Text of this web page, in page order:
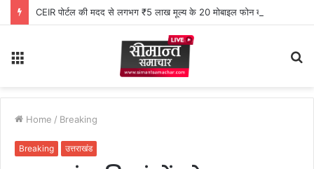
CEIR पोर्टल की मदद से लगभग ₹5 लाख मूल्य के 20 मोबाइल फोन बरामद
Home / Breaking
Breaking उत्तराखंड